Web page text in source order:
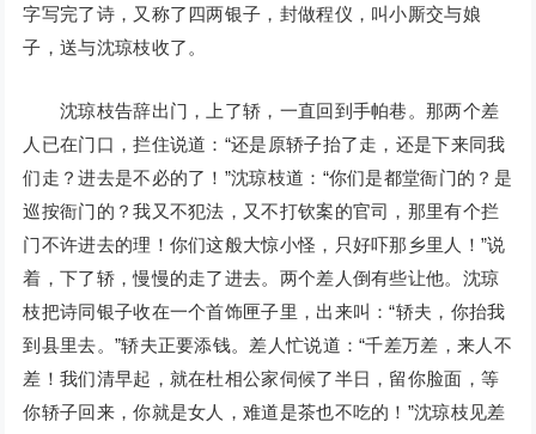
字写完了诗，又称了四两银子，封做程仪，叫小厮交与娘
子，送与沈琼枝收了。
沈琼枝告辞出门，上了轿，一直回到手帕巷。那两个差
人已在门口，拦住说道：“还是原轿子抬了走，还是下来同我
们走？进去是不必的了！”沈琼枝道：“你们是都堂衙门的？是
巡按衙门的？我又不犯法，又不打钦案的官司，那里有个拦
门不许进去的理！你们这般大惊小怪，只好吓那乡里人！”说
着，下了轿，慢慢的走了进去。两个差人倒有些让他。沈琼
枝把诗同银子收在一个首饰匣子里，出来叫：“轿夫，你抬我
到县里去。”轿夫正要添钱。差人忙说道：“千差万差，来人不
差！我们清早起，就在杜相公家伺候了半日，留你脸面，等
你轿子回来，你就是女人，难道是茶也不吃的！”沈琼枝见差